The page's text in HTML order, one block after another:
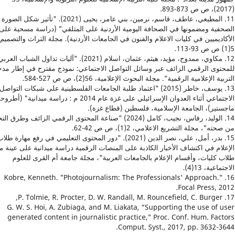
(2017)، ص ص 873-893.
11. المطيعي، عاطف، قاسم، نرمين، بني عامر، يحيى (2021). "تأثير شکل الصورة
الصحفية ومضمونها في الصحافة اليومية الأردنية على المتلقي" (دراسة مسحية على
الأکاديميين في کليات الاعلام والفنون في الجامعات الأردنية). مجلة التراث
5(1) ص ص 93-113. ‎
12. مکاوي، ممدوح، مؤيد، هيثم، عثمان، اسلام (2021). "آليات تداول الشباب
للمحتوى الرقمي الزائف عبر وسائل التواصل الاجتماعي: نموذج مقترح في إطار
التربية الإعلامية الرقمية". مجلة البحوث الإعلامية، 56(2)، ص ص 527-584. ‎
13. يوسف، خاطر (2015) "اعتماد طلبة الجامعات الفلسطينية على شبكات التواصل
الاجتماعي أثناء العدوان الإسرائيلي على غزة عام 2014 م : دراسة ميدانية"
ماجستير)، الجامعة الإسلامية، فلسطين (قطاع غزة).
14. الوليد، رفاس، نجيب، كامل (2024) "صناعة المحتوى الرقمي الزائف
من صحته"، مجلة التشريع الاعلامي، 2(1)، ص ص 42-62.‎
15. بدر، أمل، علي، نصر الدين (2021). "دور المحتوى التعليمي في رفع مهارة
الإعلام في اكتشاف الأخبار الكاذبة على المنصات الرقمية دراسة ميدانية على عينة
طلاب كليات، وأقسام الإعلام بالجامعات العربية"، مجلة جامعة أم القرى للعلوم
الاجتماعية، 13(4).‎
16. Kobre, Kenneth. "Photojournalism: The Professionals' Approach."
Focal Press, 2012.
17. P. Tolmie, R. Procter, D. W. Randall, M. Rouncefield, C. Burger,
G. W. S. Hoi, A. Zubiaga, and M. Liakata, “Supporting the use of user
generated content in journalistic practice," Proc. Conf. Hum. Factors
Comput. Syst., 2017, pp. 3632-3644.